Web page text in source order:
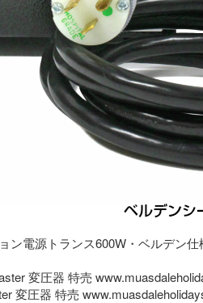
ン電源トランス600W・ベルデン仕
変圧器 特売